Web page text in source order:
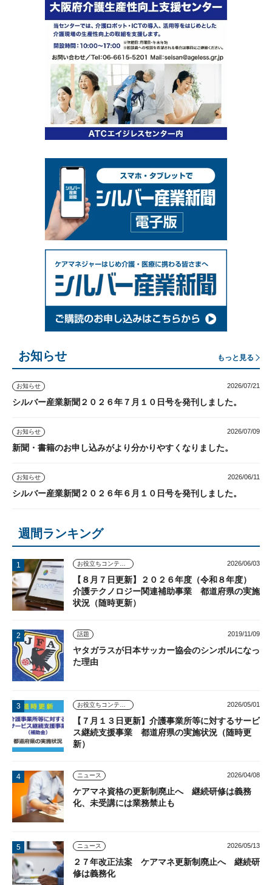
お知らせ もっと見る
お知らせ 2026/07/21
シルバー産業新聞２０２６年７月１０日号を発刊しました。
お知らせ 2026/07/09
新聞・書籍のお申し込みがより分かりやすくなりました。
お知らせ 2026/06/11
シルバー産業新聞２０２６年６月１０日号を発刊しました。
週間ランキング
お役立ちコンテンツ 2026/06/03
【８月７日更新】２０２６年度（令和８年度）
介護テクノロジー関連補助事業 都道府県の実施
状況（随時更新）
話題 2019/11/09
ヤタガラスが日本サッカー協会のシンボルになっ
た理由
お役立ちコンテンツ 2026/05/01
【７月１３日更新】介護事業所等に対するサービ
ス継続支援事業 都道府県の実施状況（随時更
新）
ニュース 2026/04/08
ケアマネ資格の更新制廃止へ 継続研修は義務
化、未受講には業務禁止も
ニュース 2026/05/13
２７年改正法案 ケアマネ更新制廃止へ 継続研
修は義務化